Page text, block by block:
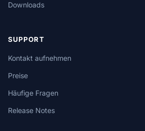
Downloads
SUPPORT
Kontakt aufnehmen
Preise
Häufige Fragen
Release Notes